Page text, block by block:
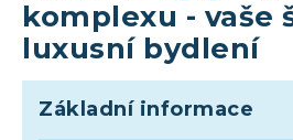
komplexu - vaše
luxusní bydlení
Základní informace